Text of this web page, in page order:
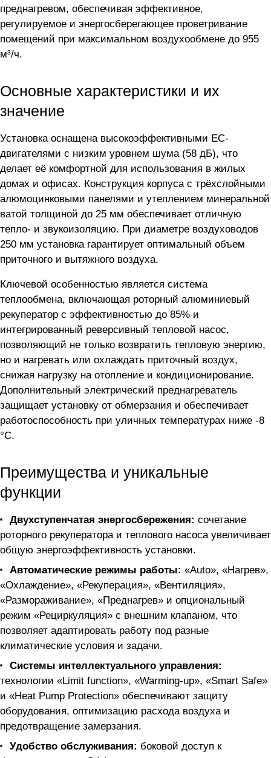
преднагревом, обеспечивая эффективное,
регулируемое и энергосберегающее проветривание
помещений при максимальном воздухообмене до 955
м³/ч.
Основные характеристики и их
значение
Установка оснащена высокоэффективными EC-
двигателями с низким уровнем шума (58 дБ), что
делает её комфортной для использования в жилых
домах и офисах. Конструкция корпуса с трёхслойными
алюмоцинковыми панелями и утеплением минеральной
ватой толщиной до 25 мм обеспечивает отличную
тепло- и звукоизоляцию. При диаметре воздуховодов
250 мм установка гарантирует оптимальный объем
приточного и вытяжного воздуха.
Ключевой особенностью является система
теплообмена, включающая роторный алюминиевый
рекуператор с эффективностью до 85% и
интегрированный реверсивный тепловой насос,
позволяющий не только возвратить тепловую энергию,
но и нагревать или охлаждать приточный воздух,
снижая нагрузку на отопление и кондиционирование.
Дополнительный электрический преднагреватель
защищает установку от обмерзания и обеспечивает
работоспособность при уличных температурах ниже -8
°C.
Преимущества и уникальные
функции
Двухступенчатая энергосбережения: сочетание
роторного рекуператора и теплового насоса увеличивает
общую энергоэффективность установки.
Автоматические режимы работы: «Auto», «Нагрев»,
«Охлаждение», «Рекуперация», «Вентиляция»,
«Размораживание», «Преднагрев» и опциональный
режим «Рециркуляция» с внешним клапаном, что
позволяет адаптировать работу под разные
климатические условия и задачи.
Системы интеллектуального управления:
технологии «Limit function», «Warming-up», «Smart Safe»
и «Heat Pump Protection» обеспечивают защиту
оборудования, оптимизацию расхода воздуха и
предотвращение замерзания.
Удобство обслуживания: боковой доступ к